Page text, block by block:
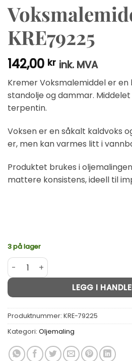
KRE79225
142,00 kr ink. MVA
Kremer Voksmalemiddel er en
standolje og dammar.
terpentin.
Voksen er en såkalt kaldvoks
er, men kan varmes litt i
Produktet brukes i
mattere konsistens, ideell til
3 på lager
Voksmalemiddel 180ml KRE79225
LEGG I
Alternative:
Produktnummer: KRE-79225
Kategori: Oljemaling